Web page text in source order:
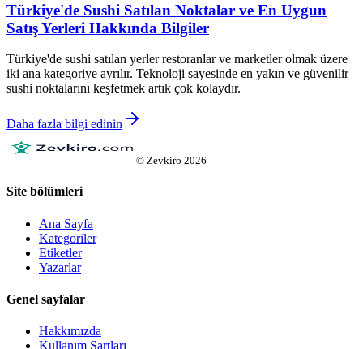
Türkiye'de Sushi Satılan Noktalar ve En Uygun
Satış Yerleri Hakkında Bilgiler
Türkiye'de sushi satılan yerler restoranlar ve marketler olmak üzere
iki ana kategoriye ayrılır. Teknoloji sayesinde en yakın ve güvenilir
sushi noktalarını keşfetmek artık çok kolaydır.
Daha fazla bilgi edinin
© Zevkiro 2026
Site bölümleri
Ana Sayfa
Kategoriler
Etiketler
Yazarlar
Genel sayfalar
Hakkımızda
Kullanım Şartları